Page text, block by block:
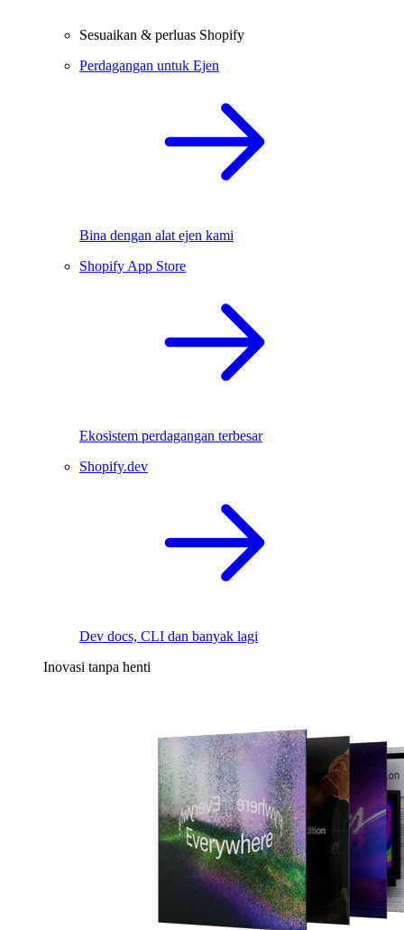
Sesuaikan & perluas Shopify
Perdagangan untuk Ejen
Bina dengan alat ejen kami
Shopify App Store
Ekosistem perdagangan terbesar
Shopify.dev
Dev docs, CLI dan banyak lagi
Inovasi tanpa henti